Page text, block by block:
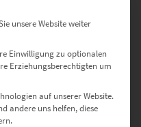
können auf der Produktseite gewählt werden
unsere Website weiter
Einwilligung zu optionalen
Erziehungsberechtigten um
auf unserer Website.
andere uns helfen, diese